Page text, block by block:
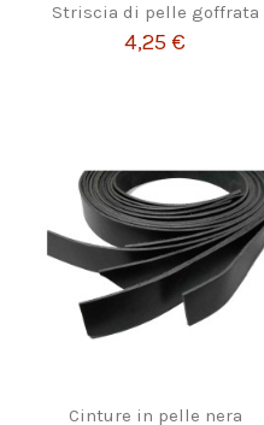
Striscia di pelle goffrata
4,25 €
Cinture in pelle nera